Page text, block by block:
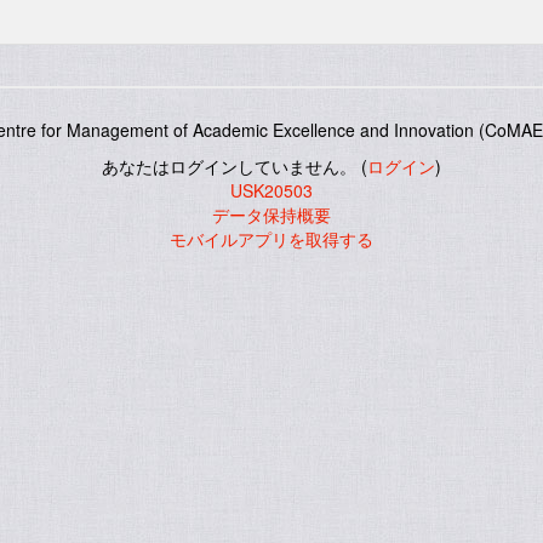
for Management of Academic Excellence and Innovation
あなたはログインしていません。 (ログイン)
USK20503
データ保持概要
モバイルアプリを取得する